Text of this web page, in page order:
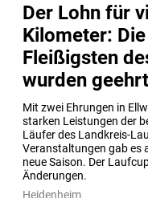
Der Lohn für
Kilometer:
Fleißigsten
wurden geehrt
Mit zwei Ehrungen in
starken Leistungen der
Läufer des Landkreis-
Veranstaltungen gab es
neue Saison. Der
Heidenheim